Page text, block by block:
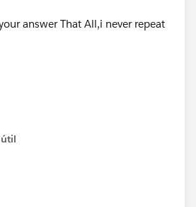
answer That All,i never repeat